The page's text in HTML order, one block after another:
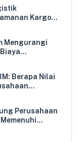
Kargo
Mengurangi
Berapa Nilai
Perusahaan